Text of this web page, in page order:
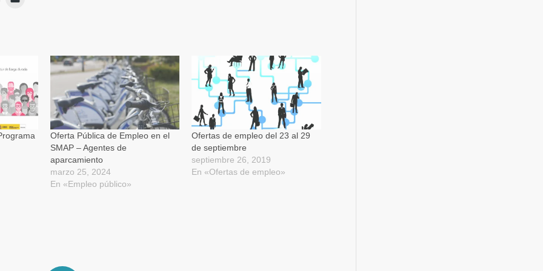
electrónico
a
amigo
(Se
abre
en
una
nueva)
Oferta Pública de Empleo en el
SMAP – Agentes de
aparcamiento
marzo 25, 2024
En «Empleo público»
Ofertas de empleo del 23 al 29
de septiembre
septiembre 26, 2019
En «Ofertas de empleo»